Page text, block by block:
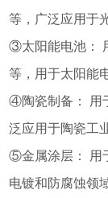
等，广泛应用于
③太阳能电池：
等，用于太阳能
④陶瓷制备： 用
泛应用于陶瓷工
⑤金属涂层： 用
电镀和防腐蚀领